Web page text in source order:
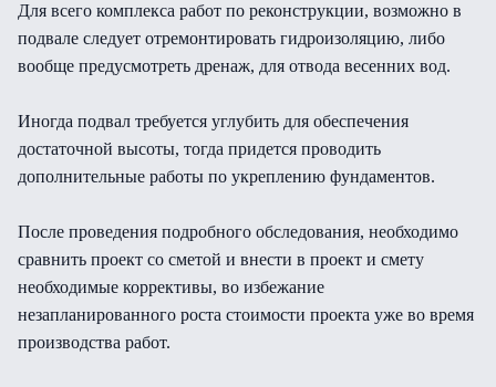
Для всего комплекса работ по реконструкции, возможно в
подвале следует отремонтировать гидроизоляцию, либо
вообще предусмотреть дренаж, для отвода весенних вод.
Иногда подвал требуется углубить для обеспечения
достаточной высоты, тогда придется проводить
дополнительные работы по укреплению фундаментов.
После проведения подробного обследования, необходимо
сравнить проект со сметой и внести в проект и смету
необходимые коррективы, во избежание
незапланированного роста стоимости проекта уже во время
производства работ.